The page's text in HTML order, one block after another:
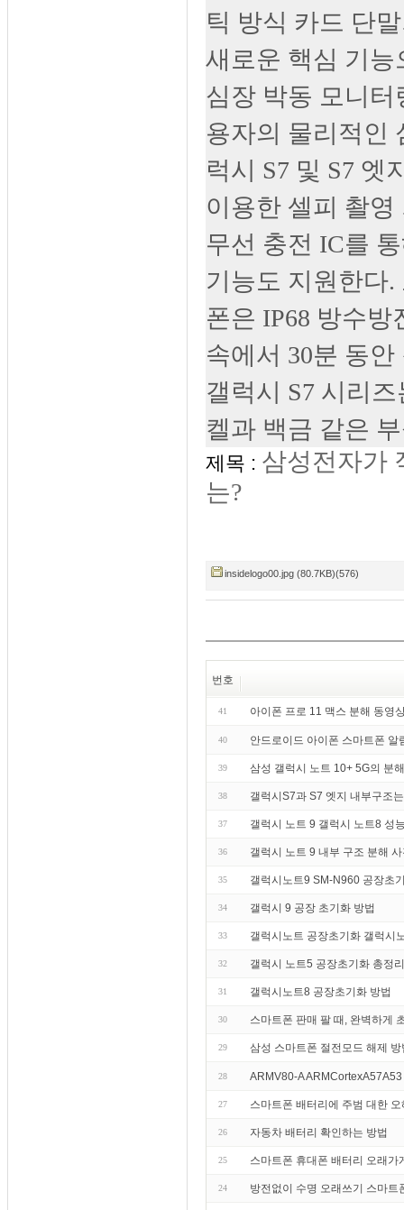
틱 방식 카드 단
새로운 핵심 기
심장 박동 모니터
용자의 물리적인
럭시 S7 및 S7 엣
이용한 셀피 촬
무선 충전 IC를
기능도 지원한다.
폰은 IP68 방수
속에서 30분 동
갤럭시 S7 시리
켈과 백금 같은
제목 : 삼성전자가
는?
insidelogo00.jpg (80.7KB)(576)
번호
41 아이폰 프로 11 맥스 분해 동영
40 안드로이드 아이폰 스마트폰
39 삼성 갤럭시 노트 10+ 5G의 분
38 갤럭시S7과 S7 엣지 내부구조
37 갤럭시 노트 9 갤럭시 노트8 성
36 갤럭시 노트 9 내부 구조 분해
35 갤럭시노트9 SM-N960 공장초
34 갤럭시 9 공장 초기화 방법
33 갤럭시노트 공장초기화 갤럭시
32 갤럭시 노트5 공장초기화 총정
31 갤럭시노트8 공장초기화 방법
30 스마트폰 판매 팔 때, 완벽하게
29 삼성 스마트폰 절전모드 해제 방
28 ARMV80-A
27 스마트폰 배터리에 주범 대한
26 자동차 배터리 확인하는 방법
25 스마트폰 휴대폰 배터리 오래가
24 방전없이 수명 오래쓰기 스마